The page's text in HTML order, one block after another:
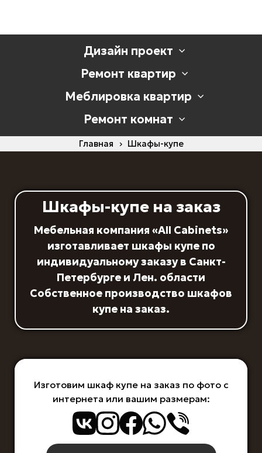
Дизайн проект
Ремонт квартир
Меблировка квартир
Ремонт комнат
Главная Шкафы-купе
Шкафы-купе на заказ
Мебельная компания «All Cabinets»
изготавливает шкафы купе по
индивидуальному заказу в Санкт-
Петербурге и Лен. области
Собственное производство шкафов
купе на заказ.
Изготовим шкаф купе на заказ по фото с
интернета или вашим размерам: